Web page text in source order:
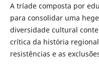
A tríade composta por
para consolidar uma
diversidade cultural
crítica da história
resistências e as